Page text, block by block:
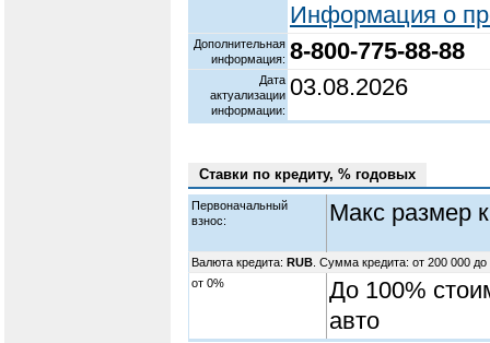
Информация о
Дополнительная
информация: 8-800-775-88-88
Дата
актуализации
информации:
03.08.2026
Ставки по кредиту, % годовых
Первоначальный
взнос:
Макс размер
Валюта кредита: RUB . Сумма кредита: от 200 000
от 0%
До 100%
авто